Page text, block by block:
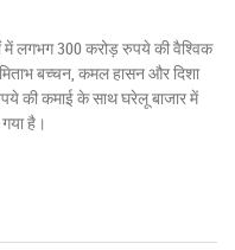
में लगभग 300 करोड़ रुपये की वैश्विक
बच्चन, कमल हासन और दिशा
की कमाई के साथ घरेलू बाजार में
है।